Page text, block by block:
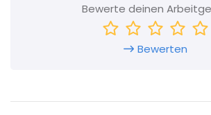
Bewerte deinen
Bewerten